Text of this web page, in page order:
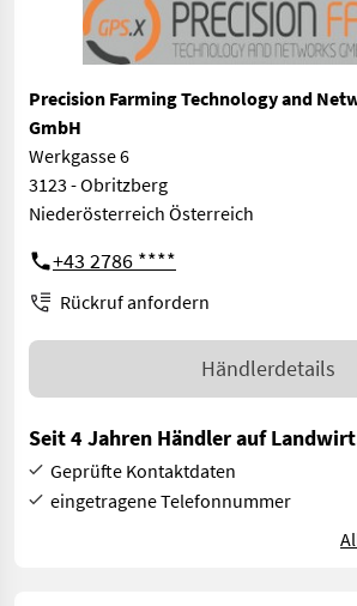
Precision Farming Technology and
GmbH
Werkgasse 6
3123 - Obritzberg
Niederösterreich Österreich
+43 2786 ****
Rückruf anfordern
Händlerdetails
Seit 4 Jahren Händler auf
Geprüfte Kontaktdaten
eingetragene Telefonnummer